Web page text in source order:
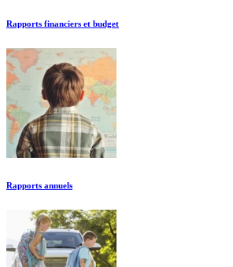
Rapports financiers et budget
Rapports annuels